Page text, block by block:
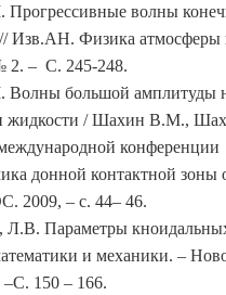
волны
Изв.АН. Физика атмосферы
– С. 245-248.
большой амплитуды
жидкости / Шахин В.М.,
конференции
донной контактной зоны
2009, – с. 44– 46.
Л.В. Параметры
и механики. –
150 – 166.